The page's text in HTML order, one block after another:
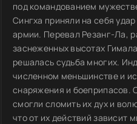
под командованием
Сингха приняли на себя
армии. Перевал Резанг-Ла,
заснеженных высотах
решалась судьба многих.
численном меньшинстве и
снаряжения и боеприпасов.
смогли сломить их дух и
что от их действий зависит